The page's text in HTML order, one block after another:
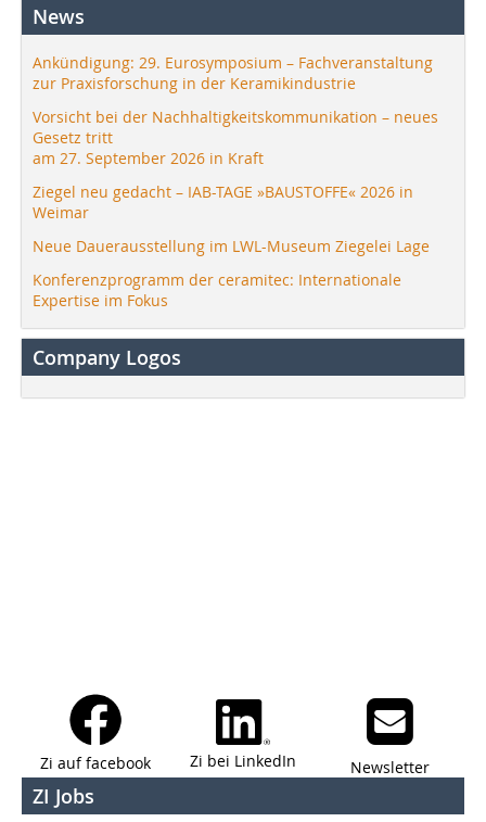
News
Ankündigung: 29. Eurosymposium – Fachveranstaltung
zur Praxisforschung in der Keramikindustrie
Vorsicht bei der Nachhaltigkeitskommunikation – neues
Gesetz tritt
am 27. September 2026 in Kraft
Ziegel neu gedacht – IAB-TAGE »BAUSTOFFE« 2026 in
Weimar
Neue Dauerausstellung im LWL-Museum Ziegelei Lage
Konferenzprogramm der ceramitec: Internationale
Expertise im Fokus
Company Logos
Zi auf facebook Zi bei LinkedIn Newsletter
ZI Jobs